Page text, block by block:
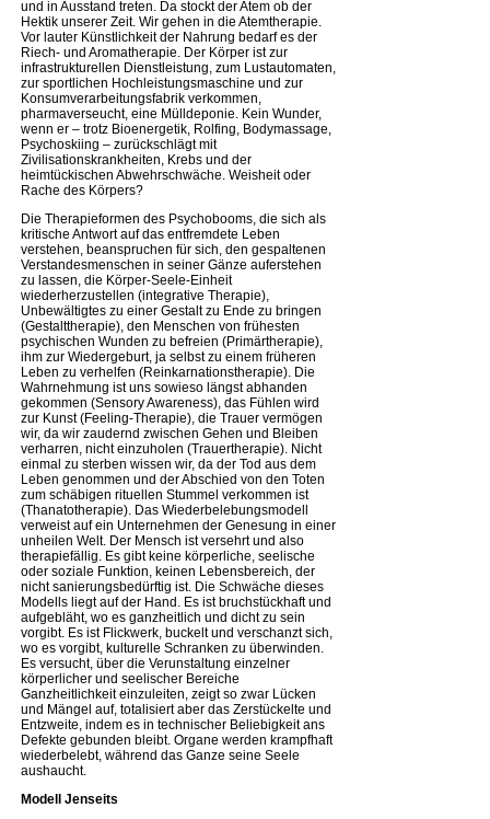
und in Ausstand treten. Da stockt der Atem ob der
Hektik unserer Zeit. Wir gehen in die Atemtherapie.
Vor lauter Künstlichkeit der Nahrung bedarf es der
Riech- und Aromatherapie. Der Körper ist zur
infrastrukturellen Dienstleistung, zum Lustautomaten,
zur sportlichen Hochleistungsmaschine und zur
Konsumverarbeitungsfabrik verkommen,
pharmaverseucht, eine Mülldeponie. Kein Wunder,
wenn er – trotz Bioenergetik, Rolfing, Bodymassage,
Psychoskiing – zurückschlägt mit
Zivilisationskrankheiten, Krebs und der
heimtückischen Abwehrschwäche. Weisheit oder
Rache des Körpers?
Die Therapieformen des Psychobooms, die sich als
kritische Antwort auf das entfremdete Leben
verstehen, beanspruchen für sich, den gespaltenen
Verstandesmenschen in seiner Gänze auferstehen
zu lassen, die Körper-Seele-Einheit
wiederherzustellen (integrative Therapie),
Unbewältigtes zu einer Gestalt zu Ende zu bringen
(Gestalttherapie), den Menschen von frühesten
psychischen Wunden zu befreien (Primärtherapie),
ihm zur Wiedergeburt, ja selbst zu einem früheren
Leben zu verhelfen (Reinkarnationstherapie). Die
Wahrnehmung ist uns sowieso längst abhanden
gekommen (Sensory Awareness), das Fühlen wird
zur Kunst (Feeling-Therapie), die Trauer vermögen
wir, da wir zaudernd zwischen Gehen und Bleiben
verharren, nicht einzuholen (Trauertherapie). Nicht
einmal zu sterben wissen wir, da der Tod aus dem
Leben genommen und der Abschied von den Toten
zum schäbigen rituellen Stummel verkommen ist
(Thanatotherapie). Das Wiederbelebungsmodell
verweist auf ein Unternehmen der Genesung in einer
unheilen Welt. Der Mensch ist versehrt und also
therapiefällig. Es gibt keine körperliche, seelische
oder soziale Funktion, keinen Lebensbereich, der
nicht sanierungsbedürftig ist. Die Schwäche dieses
Modells liegt auf der Hand. Es ist bruchstückhaft und
aufgebläht, wo es ganzheitlich und dicht zu sein
vorgibt. Es ist Flickwerk, buckelt und verschanzt sich,
wo es vorgibt, kulturelle Schranken zu überwinden.
Es versucht, über die Verunstaltung einzelner
körperlicher und seelischer Bereiche
Ganzheitlichkeit einzuleiten, zeigt so zwar Lücken
und Mängel auf, totalisiert aber das Zerstückelte und
Entzweite, indem es in technischer Beliebigkeit ans
Defekte gebunden bleibt. Organe werden krampfhaft
wiederbelebt, während das Ganze seine Seele
aushaucht.
Modell Jenseits